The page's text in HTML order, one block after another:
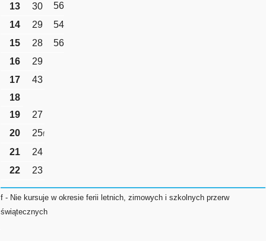
13
30
56
14
29
54
15
28
56
16
29
17
43
18
19
27
20
25f
21
24
22
23
f - Nie kursuje w okresie ferii letnich, zimowych i szkolnych przerw
świątecznych